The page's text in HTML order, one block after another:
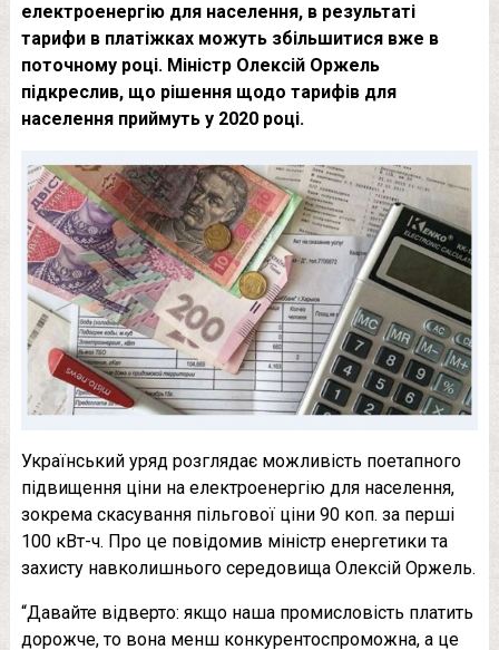
електроенергію для населення, в результаті
тарифи в платіжках можуть збільшитися вже в
поточному році. Міністр Олексій Оржель
підкреслив, що рішення щодо тарифів для
населення приймуть у 2020 році.
Український уряд розглядає можливість поетапного
підвищення ціни на електроенергію для населення,
зокрема скасування пільгової ціни 90 коп. за перші
100 кВт-ч. Про це повідомив міністр енергетики та
захисту навколишнього середовища Олексій Оржель.
“Давайте відверто: якщо наша промисловість платить
дорожче, то вона менш конкурентоспроможна, а це